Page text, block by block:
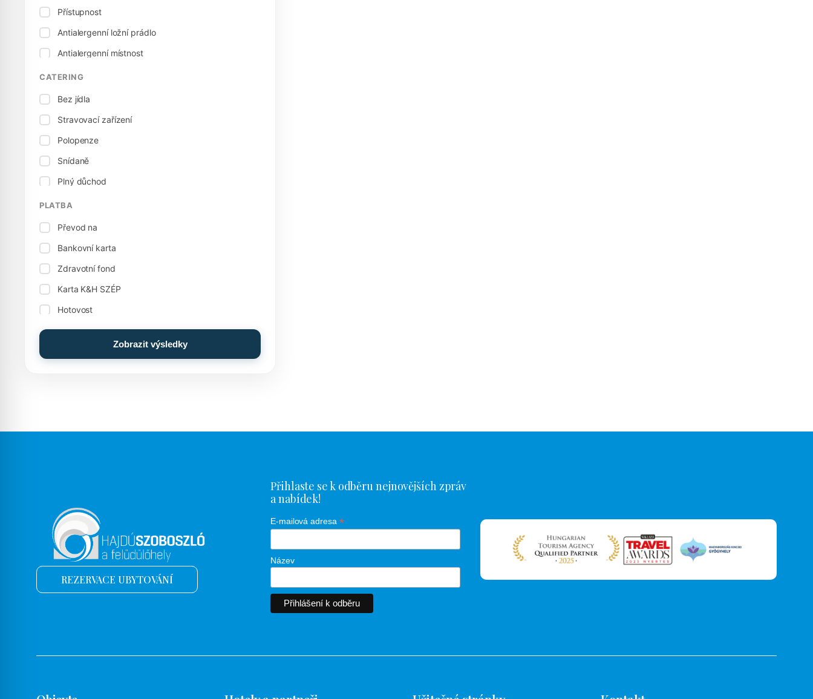
Přístupnost
Antialergenní ložní prádlo
Antialergenní místnost
Elektrická přípojka
Stolní tenis
Dětská postel
Vhodné pro děti
Dětská židlička, vysoká židle
Krytý bazén
Elektrický sporák
Restaurace
Roční parcela
Příbory
Mrazák
CATERING
Bez jídla
Stravovací zařízení
Polopenze
Snídaně
Plný důchod
Vegetariánská kuchyně
PLATBA
Převod na
Bankovní karta
Zdravotní fond
Karta K&H SZÉP
Hotovost
Hotovost: Euro (€)
Karta MKB SZÉP
Zobrazit výsledky
REZERVACE UBYTOVÁNÍ
Přihlaste se k odběru nejnovějších zpráv
a nabídek!
E-mailová adresa *
Název